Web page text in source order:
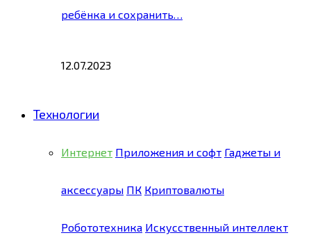
ребёнка и сохранить…
12.07.2023
Технологии
Интернет Приложения и софт Гаджеты и
аксессуары ПК Криптовалюты
Робототехника Искусственный интеллект